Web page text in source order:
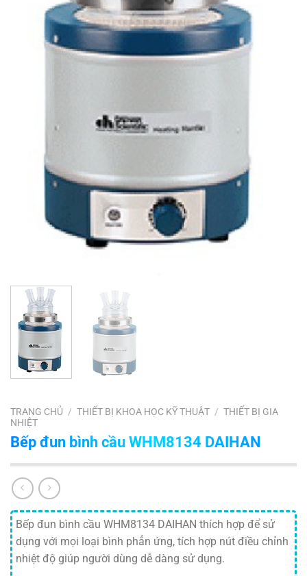
TRANG CHỦ / THIẾT BỊ KHOA HỌC KỸ THUẬT / THIẾT BỊ GIA
NHIỆT
Bếp đun bình cầu WHM8134 DAIHAN
Bếp đun bình cầu WHM8134 DAIHAN thích hợp để sử
dụng với mọi loại bình phẳn ứng, tích hợp nút điều chỉnh
nhiệt độ giúp người dùng dễ dàng sử dụng.